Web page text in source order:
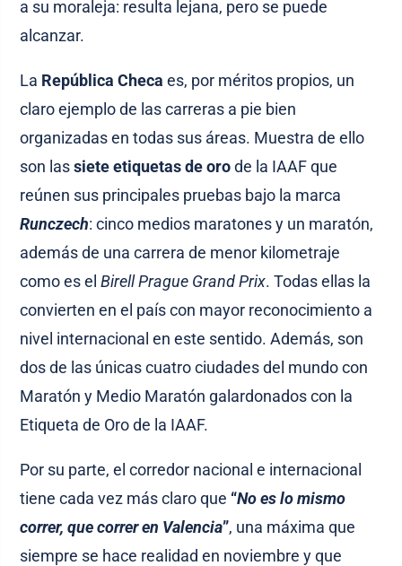
a su moraleja: resulta lejana, pero se puede
alcanzar.
La República Checa es, por méritos propios, un
claro ejemplo de las carreras a pie bien
organizadas en todas sus áreas. Muestra de ello
son lassiete etiquetas de orode la IAAF que
reúnen sus principales pruebas bajo la marca
Runczech: cinco medios maratones y un maratón,
además de una carrera de menor kilometraje
como es elBirell Prague Grand Prix. Todas ellas la
convierten en el país con mayor reconocimiento a
nivel internacional en este sentido. Además, son
dos de las únicas cuatro ciudades del mundo con
Maratón y Medio Maratón galardonados con la
Etiqueta de Oro de la IAAF.
Por su parte, el corredor nacional e internacional
tiene cada vez más claro que “No es lo mismo
correr, que correr en Valencia”, una máxima que
siempre se hace realidad en noviembre y que